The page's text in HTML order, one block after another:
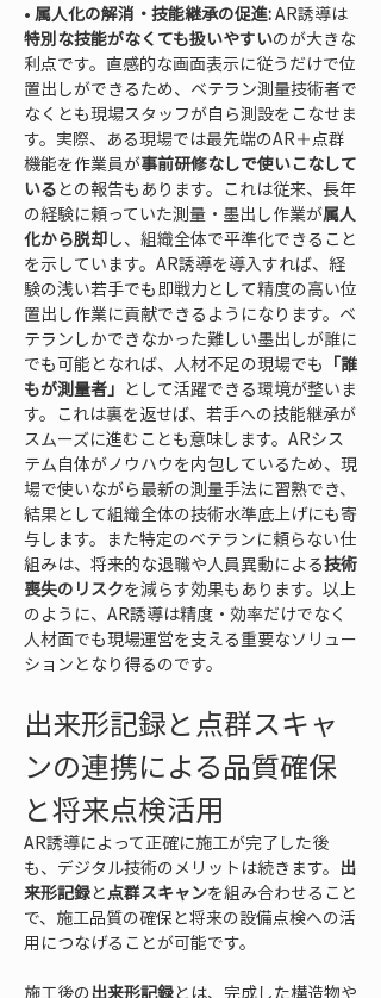
• 属人化の解消・技能継承の促進: AR誘導は
特別な技能がなくても扱いやすいのが大きな
利点です。直感的な画面表示に従うだけで位
置出しができるため、ベテラン測量技術者で
なくとも現場スタッフが自ら測設をこなせま
す。実際、ある現場では最先端のAR＋点群
機能を作業員が事前研修なしで使いこなして
いる との報告もあります。これは従来、長年
の経験に頼っていた測量・墨出し作業が属人
化から脱却し、組織全体で平準化できること
を示しています。AR誘導を導入すれば、経
験の浅い若手でも即戦力として精度の高い位
置出し作業に貢献できるようになります。ベ
テランしかできなかった難しい墨出しが誰に
でも可能となれば、人材不足の現場でも 「誰
もが測量者」 として活躍できる環境が整いま
す。これは裏を返せば、若手への技能継承が
スムーズに進むことも意味します。ARシス
テム自体がノウハウを内包しているため、現
場で使いながら最新の測量手法に習熟でき、
結果として組織全体の技術水準底上げにも寄
与します。また特定のベテランに頼らない仕
組みは、将来的な退職や人員異動による技術
喪失のリスクを減らす効果もあります。以上
のように、AR誘導は精度・効率だけでなく
人材面でも現場運営を支える重要なソリュー
ションとなり得るのです。
出来形記録と点群スキャ
ンの連携による品質確保
と将来点検活用
AR誘導によって正確に施工が完了した後
も、デジタル技術のメリットは続きます。 出
来形記録と点群スキャンを組み合わせること
で、施工品質の確保と将来の設備点検への活
用につなげることが可能です。
施工後の 出来形記録とは、完成した構造物や